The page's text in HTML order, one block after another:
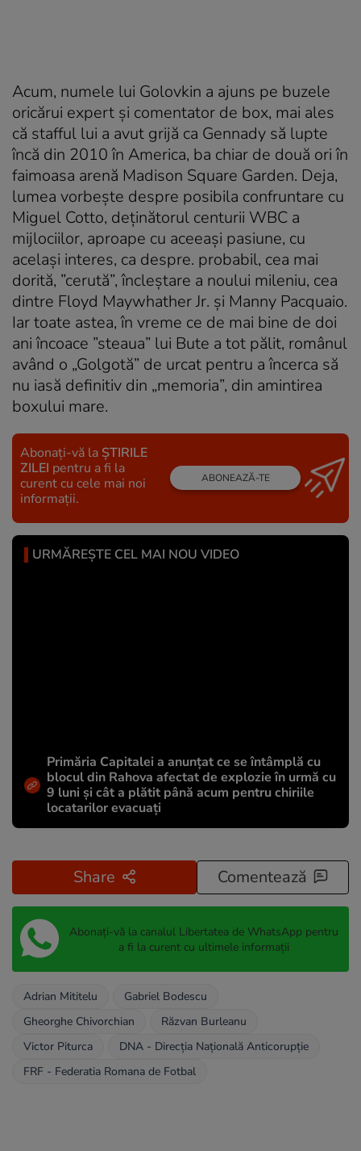
Acum, numele lui Golovkin a ajuns pe buzele
oricărui expert şi comentator de box, mai ales
că stafful lui a avut grijă ca Gennady să lupte
încă din 2010 în America, ba chiar de două ori în
faimoasa arenă Madison Square Garden. Deja,
lumea vorbeşte despre posibila confruntare cu
Miguel Cotto, deţinătorul centurii WBC a
mijlociilor, aproape cu aceeaşi pasiune, cu
acelaşi interes, ca despre. probabil, cea mai
dorită, ”cerută”, încleştare a noului mileniu, cea
dintre Floyd Maywhather Jr. şi Manny Pacquaio.
Iar toate astea, în vreme ce de mai bine de doi
ani încoace ”steaua” lui Bute a tot pălit, românul
având o „Golgotă” de urcat pentru a încerca să
nu iasă definitiv din „memoria”, din amintirea
boxului mare.
Abonați-vă la ȘTIRILE
ZILEI pentru a fi la
curent cu cele mai noi
informații.
ABONEAZĂ-TE
URMĂREȘTE CEL MAI NOU VIDEO
Primăria Capitalei a anunțat ce se întâmplă cu
blocul din Rahova afectat de explozie în urmă cu
9 luni și cât a plătit până acum pentru chiriile
locatarilor evacuați
Share Comentează
Abonați-vă la canalul Libertatea de WhatsApp pentru
a fi la curent cu ultimele informații
Adrian Mititelu
Gabriel Bodescu
Gheorghe Chivorchian
Răzvan Burleanu
Victor Piturca
DNA - Direcția Națională Anticorupție
FRF - Federatia Romana de Fotbal